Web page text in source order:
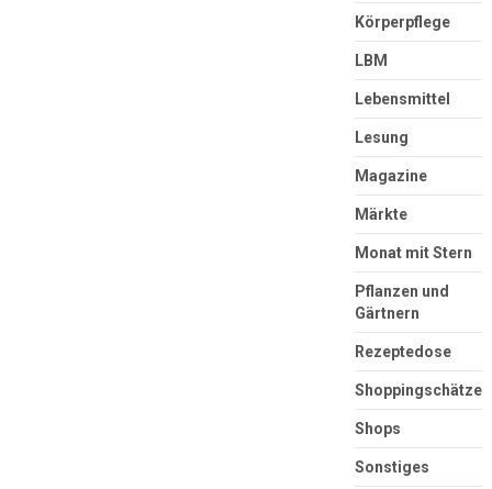
Körperpflege
LBM
Lebensmittel
Lesung
Magazine
Märkte
Monat mit Stern
Pflanzen und
Gärtnern
Rezeptedose
Shoppingschätze
Shops
Sonstiges